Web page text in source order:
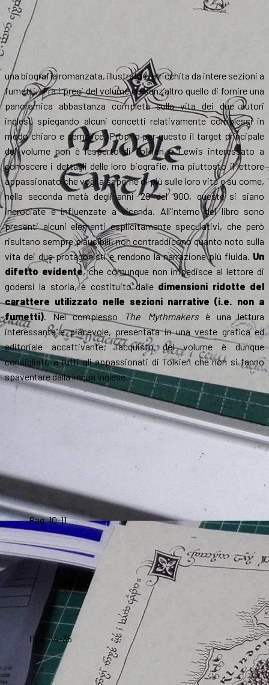
una biografia romanzata, illustrata e arricchita da intere sezioni a
fumetti. Fra i pregi del volume c’è senz’altro quello di fornire una
panoramica abbastanza completa sulla vita dei due autori
inglesi, spiegando alcuni concetti relativamente complessi in
modo chiaro e semplice. Proprio per questo il target principale
del volume non è l’esperto di Tolkien e Lewis interessato a
conoscere i dettagli delle loro biografie, ma piuttosto il lettore
appassionato che voglia saperne di più sulle loro vite e su come,
nella seconda metà degli anni ’20 del ‘900, queste si siano
incrociate e influenzate a vicenda. All’interno del libro sono
presenti alcuni elementi esplicitamente speculativi, che però
risultano sempre plausibili, non contraddiconoquanto noto sulla
vita dei due protagonisti e rendono la narrazione più fluida. Un
difetto evidente, che comunque non impedisce al lettore di
godersi la storia, è costituito dalle dimensioni ridotte del
carattere utilizzato nelle sezioni narrative (i.e. non a
fumetti) . Nel complesso The Mythmakers è una lettura
interessante e piacevole, presentata in una veste grafica ed
editoriale accattivante; l’acquisto del volume è dunque
consigliato a tutti gli appassionati di Tolkien che non si fanno
spaventare dalla lingua inglese.
Pag. 10-11
Pag. 34-35